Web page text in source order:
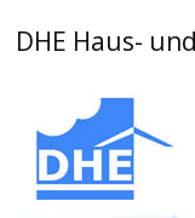
DHE Haus-